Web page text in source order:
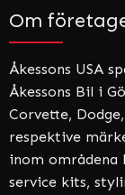
Om
Åkessons USA
Åkessons Bil i
Corvette,
respektive
inom områdena
service kits,